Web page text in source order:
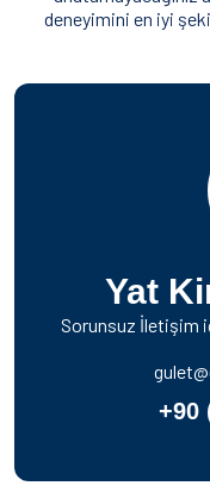
deneyimini en iyi
Yat
Sorunsuz İletişim
+90